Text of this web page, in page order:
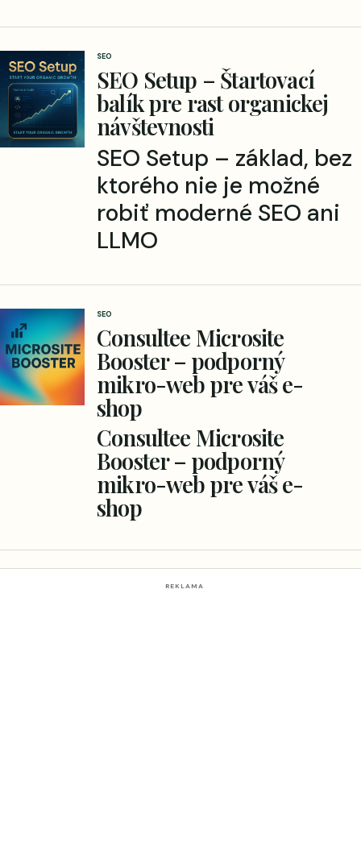
SEO
SEO Setup – Štartovací
balík pre rast organickej
návštevnosti
SEO Setup – základ, bez
ktorého nie je možné
robiť moderné SEO ani
LLMO
SEO
Consultee Microsite
Booster – podporný
mikro-web pre váš e-
shop
Consultee Microsite
Booster – podporný
mikro-web pre váš e-
shop
REKLAMA